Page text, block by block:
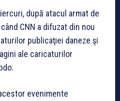
după atacul armat de
CNN a difuzat din nou
publicaţiei daneze şi
ale caricaturilor
evenimente